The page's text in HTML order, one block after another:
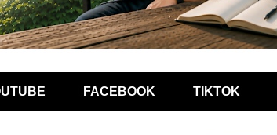
FACEBOOK TIKTOK